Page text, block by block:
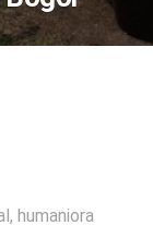
humaniora